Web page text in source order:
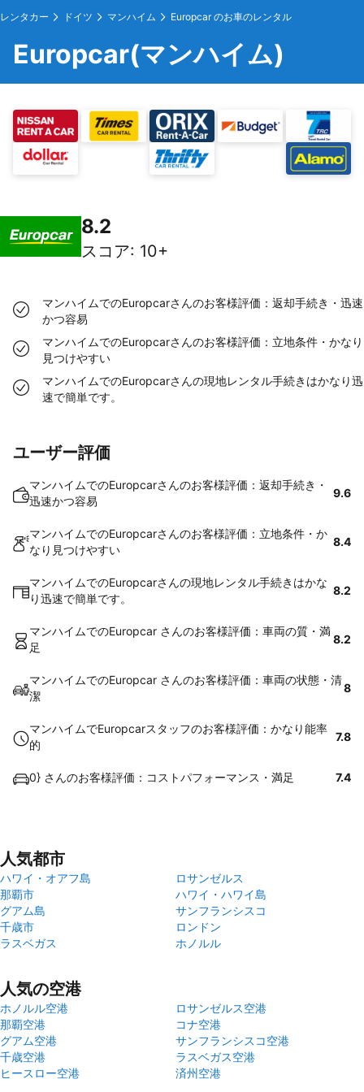
レンタカー ドイツ マンハイム Europcar のお車のレンタル
Europcar(マンハイム)
8.2
スコア: 10+
マンハイムでのEuropcarさんのお客様評価：返却手続き・迅速
かつ容易
マンハイムでのEuropcarさんのお客様評価：立地条件・かなり
見つけやすい
マンハイムでのEuropcarさんの現地レンタル手続きはかなり迅
速で簡単です。
ユーザー評価
マンハイムでのEuropcarさんのお客様評価：返却手続き・
迅速かつ容易
9.6
マンハイムでのEuropcarさんのお客様評価：立地条件・か
なり見つけやすい
8.4
マンハイムでのEuropcarさんの現地レンタル手続きはかな
り迅速で簡単です。
8.2
マンハイムでのEuropcar さんのお客様評価：車両の質・満
足
8.2
マンハイムでのEuropcar さんのお客様評価：車両の状態・清
潔
8
マンハイムでEuropcarスタッフのお客様評価：かなり能率
的
7.8
0} さんのお客様評価：コストパフォーマンス・満足 7.4
人気都市
ハワイ・オアフ島
ロサンゼルス
那覇市
ハワイ・ハワイ島
グアム島
サンフランシスコ
千歳市
ロンドン
ラスベガス
ホノルル
人気の空港
ホノルル空港
ロサンゼルス空港
那覇空港
コナ空港
グアム空港
サンフランシスコ空港
千歳空港
ラスベガス空港
ヒースロー空港
済州空港